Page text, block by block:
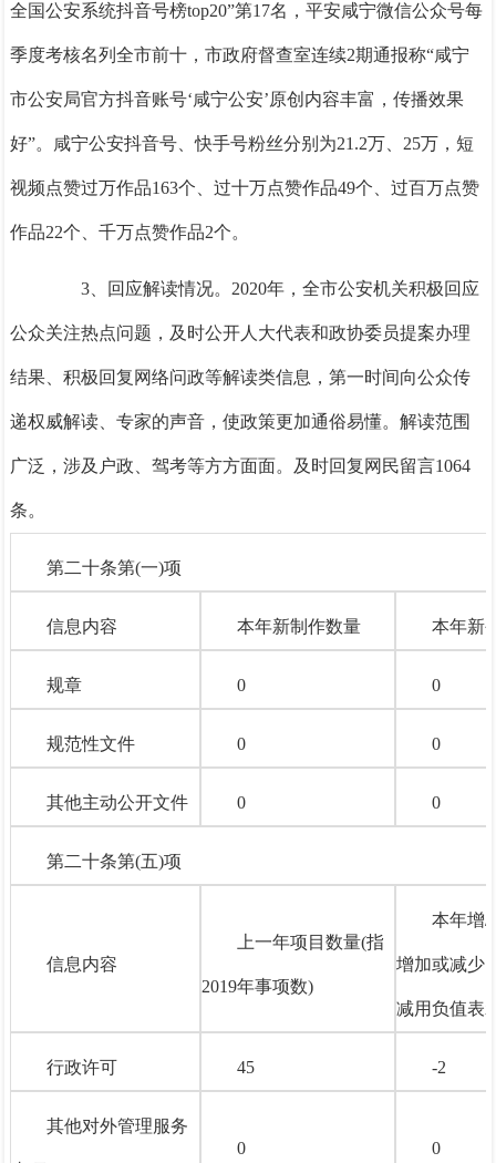
全国公安系统抖音号榜top20”第17名，平安咸宁微信公众号每
季度考核名列全市前十，市政府督查室连续2期通报称“咸宁
市公安局官方抖音账号‘咸宁公安’原创内容丰富，传播效果
好”。咸宁公安抖音号、快手号粉丝分别为21.2万、25万，短
视频点赞过万作品163个、过十万点赞作品49个、过百万点赞
作品22个、千万点赞作品2个。
3、回应解读情况。2020年，全市公安机关积极回应
公众关注热点问题，及时公开人大代表和政协委员提案办理
结果、积极回复网络问政等解读类信息，第一时间向公众传
递权威解读、专家的声音，使政策更加通俗易懂。解读范围
广泛，涉及户政、驾考等方方面面。及时回复网民留言1064
条。
第二十条第(一)项
信息内容 本年新制作数量 本年新
规章 0 0
规范性文件 0 0
其他主动公开文件 0 0
第二十条第(五)项
信息内容
上一年项目数量(指
2019年事项数)
本年增/
增加或减少
减用负值表
行政许可 45 -2
其他对外管理服务
0 0